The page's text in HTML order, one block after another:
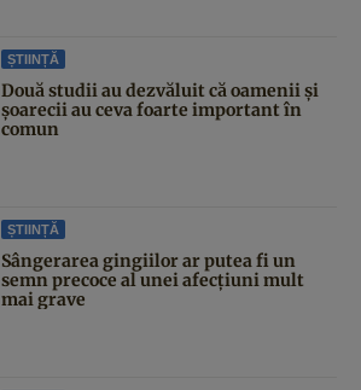
ȘTIINȚĂ
Două studii au dezvăluit că oamenii și
șoarecii au ceva foarte important în
comun
ȘTIINȚĂ
Sângerarea gingiilor ar putea fi un
semn precoce al unei afecțiuni mult
mai grave